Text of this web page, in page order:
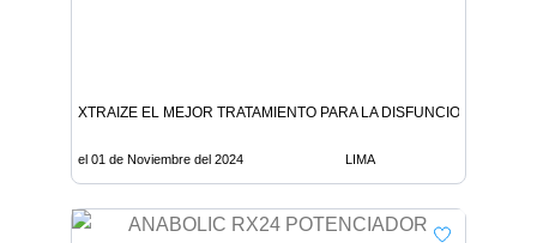
XTRAIZE EL MEJOR TRATAMIENTO PARA LA DISFUNCION ERECTIL
el 01 de Noviembre del 2024 LIMA